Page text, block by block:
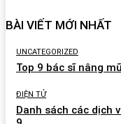
BÀI VIẾT MỚI NHẤT
UNCATEGORIZED
Top 9 bác sĩ nâng
ĐIỆN TỬ
Danh sách các dịch